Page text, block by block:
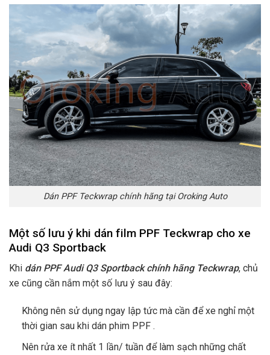
Dán PPF Teckwrap chính hãng tại Oroking Auto
Một số lưu ý khi dán film PPF Teckwrap cho xe
Audi Q3 Sportback
Khi dán PPF Audi Q3 Sportback chính hãng Teckwrap, chủ
xe cũng cần nắm một số lưu ý sau đây:
Không nên sử dụng ngay lập tức mà cần để xe nghỉ một
thời gian sau khi dán phim PPF .
Nên rửa xe ít nhất 1 lần/ tuần để làm sạch những chất